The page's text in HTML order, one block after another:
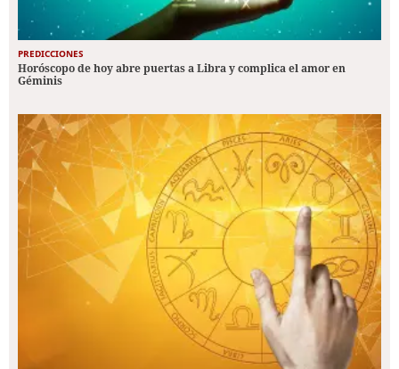
PREDICCIONES
Horóscopo de hoy abre puertas a Libra y complica el amor en
Géminis